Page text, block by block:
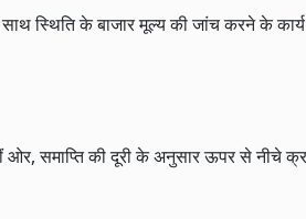
स्थिति के बाजार मूल्य की जांच करने के
ओर, समाप्ति की दूरी के अनुसार ऊपर से नीचे